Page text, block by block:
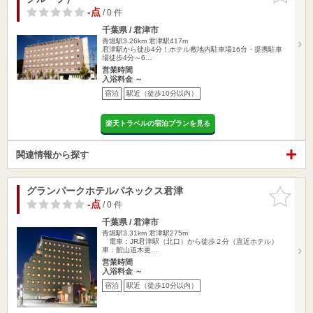
-点/ 0 件
千葉県 / 君津市
青堀駅3.26km 君津駅417m
君津駅から徒歩4分！ホテル敷地内駐車場16台・提携駐車
場徒歩4分～6…
営業時間
入浴料金 ～
宿泊 駅近（徒歩10分以内）
楽天トラベルの宿泊プランを見る
関連情報から探す
お気に入
りに追加
グランパークホテルパネックス君津
-点/ 0 件
千葉県 / 君津市
青堀駅3.31km 君津駅275m
電車：JR君津駅（北口）から徒歩２分（直近ホテル）
車：館山道木更…
営業時間
入浴料金 ～
宿泊 駅近（徒歩10分以内）